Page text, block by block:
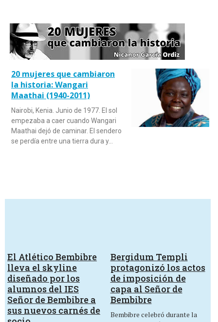
20 mujeres que cambiaron
la historia: Wangari
Maathai (1940-2011)
Nairobi, Kenia. Junio de 1977. El sol
empezaba a caer cuando Wangari
Maathai dejó de caminar. El sendero
se perdía entre una tierra dura y…
El Atlético Bembibre
lleva el skyline
diseñado por los
alumnos del IES
Señor de Bembibre a
sus nuevos carnés de
Bergidum Templi
protagonizó los actos
de imposición de
capa al Señor de
Bembibre
Bembibre celebró durante la